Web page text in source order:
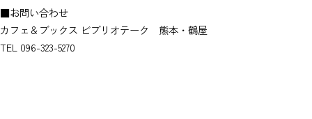
■お問い合わせ
カフェ＆ブックス ビブリオテーク 熊本・鶴屋
TEL 096-323-5270